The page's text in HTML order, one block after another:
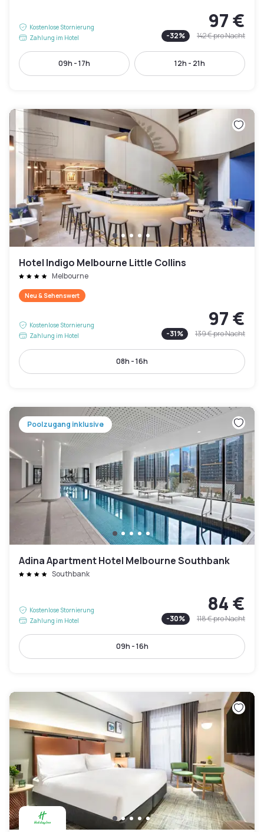
Kostenlose Stornierung
Zahlung im Hotel
97 €
-32% 142 €pro Nacht
09h - 17h 12h - 21h
Hotel Indigo Melbourne Little Collins
Melbourne
Neu & Sehenswert
Kostenlose Stornierung
Zahlung im Hotel
97 €
-31% 139 €pro Nacht
08h - 16h
Poolzugang inklusive
Adina Apartment Hotel Melbourne Southbank
Southbank
Kostenlose Stornierung
Zahlung im Hotel
84 €
-30% 118 €pro Nacht
09h - 16h